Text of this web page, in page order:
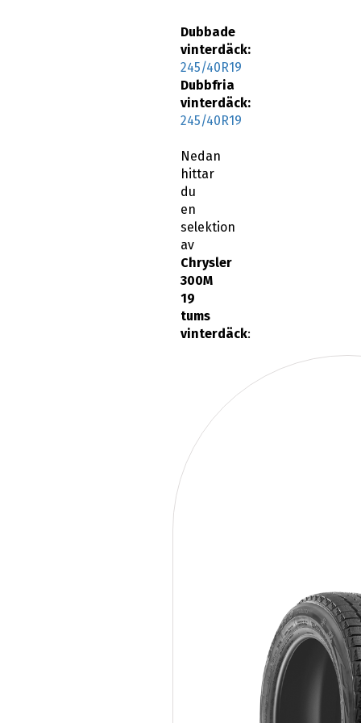
Dubbade
vinterdäck:
245/40R19
Dubbfria
vinterdäck:
245/40R19
Nedan
hittar
du
en
selektion
av
Chrysler
300M
19
tums
vinterdäck: